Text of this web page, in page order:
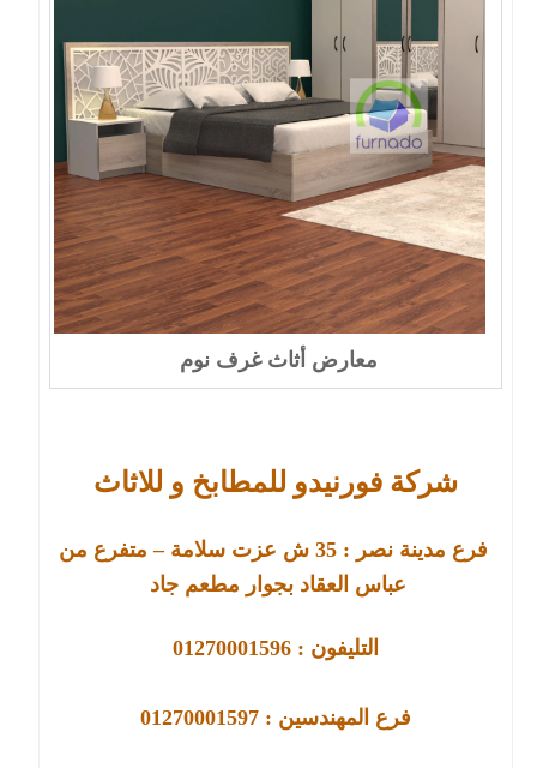
معارض أثاث غرف نوم
شركة فورنيدو للمطابخ و للاثاث
فرع مدينة نصر :35 ش عزت سلامة – متفرع من
عباس العقاد بجوار مطعم جاد
التليفون : 01270001596
فرع المهندسين : 01270001597